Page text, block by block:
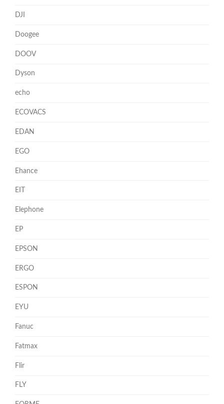
DJI
Doogee
DOOV
Dyson
echo
ECOVACS
EDAN
EGO
Ehance
EIT
Elephone
EP
EPSON
ERGO
ESPON
EYU
Fanuc
Fatmax
Flir
FLY